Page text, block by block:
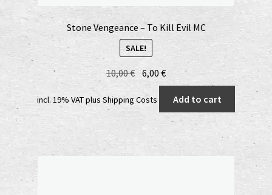
Stone Vengeance – To Kill Evil MC
SALE!
10,00€ Original
was:
6,00€Current
price
is:
6,00 €.
incl. 19% VATplus Shipping Costs Add to cart